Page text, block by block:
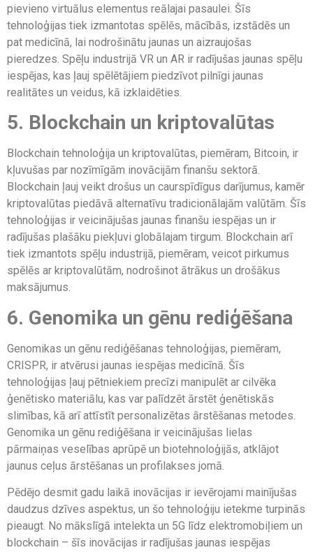
pievieno virtuālus elementus reālajai pasaulei. Šīs
tehnoloģijas tiek izmantotas spēlēs, mācībās, izstādēs un
pat medicīnā, lai nodrošinātu jaunas un aizraujošas
pieredzes. Spēļu industrijā VR un AR ir radījušas jaunas spēļu
iespējas, kas ļauj spēlētājiem piedzīvot pilnīgi jaunas
realitātes un veidus, kā izklaidēties.
5. Blockchain un kriptovalūtas
Blockchain tehnoloģija un kriptovalūtas, piemēram, Bitcoin, ir
kļuvušas par nozīmīgām inovācijām finanšu sektorā.
Blockchain ļauj veikt drošus un caurspīdīgus darījumus, kamēr
kriptovalūtas piedāvā alternatīvu tradicionālajām valūtām. Šīs
tehnoloģijas ir veicinājušas jaunas finanšu iespējas un ir
radījušas plašāku piekļuvi globālajam tirgum. Blockchain arī
tiek izmantots spēļu industrijā, piemēram, veicot pirkumus
spēlēs ar kriptovalūtām, nodrošinot ātrākus un drošākus
maksājumus.
6. Genomika un gēnu rediģēšana
Genomikas un gēnu rediģēšanas tehnoloģijas, piemēram,
CRISPR, ir atvērusi jaunas iespējas medicīnā. Šīs
tehnoloģijas ļauj pētniekiem precīzi manipulēt ar cilvēka
ģenētisko materiālu, kas var palīdzēt ārstēt ģenētiskās
slimības, kā arī attīstīt personalizētas ārstēšanas metodes.
Genomika un gēnu rediģēšana ir veicinājušas lielas
pārmaiņas veselības aprūpē un biotehnoloģijās, atklājot
jaunus ceļus ārstēšanas un profilakses jomā.
Pēdējo desmit gadu laikā inovācijas ir ievērojami mainījušas
daudzus dzīves aspektus, un šo tehnoloģiju ietekme turpinās
pieaugt. No mākslīgā intelekta un 5G līdz elektromobiļiem un
blockchain – šīs inovācijas ir radījušas jaunas iespējas